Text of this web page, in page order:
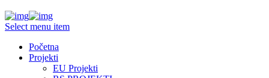
Select menu item
Početna
Projekti
EU Projekti